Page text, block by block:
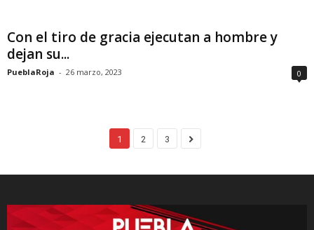
Con el tiro de gracia ejecutan a hombre y
dejan su...
PueblaRoja - 26 marzo, 2023 0
1 2 3